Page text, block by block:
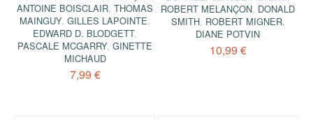
ANTOINE BOISCLAIR,THOMAS
MAINGUY,GILLES LAPOINTE,
EDWARD D. BLODGETT,
PASCALE MCGARRY,GINETTE
MICHAUD
7,99 €
ROBERT MELANÇON, DONALD
SMITH, ROBERT MIGNER,
DIANE POTVIN
10,99 €